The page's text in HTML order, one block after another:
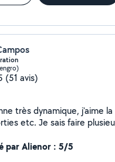
(51 avis)
la nature,
de électricité,
, interrupteur ,
par Alienor : 5/5